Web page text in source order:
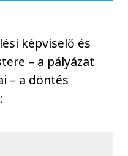
képviselő és
– a pályázat
– a döntés